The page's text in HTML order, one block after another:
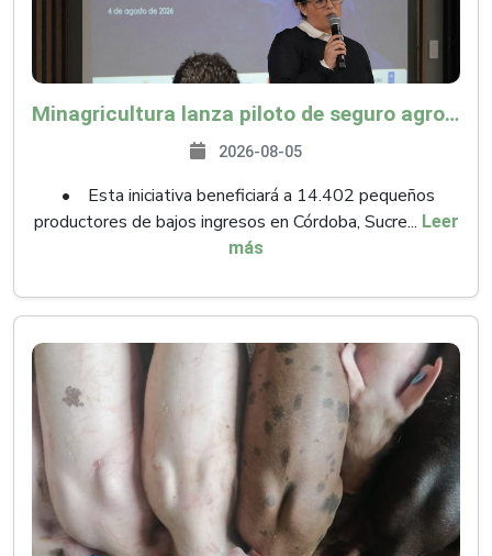
Minagricultura lanza piloto de seguro agropecuario por $9.625 millones para proteger a más de 14.000 pequeños productores contra riesgos del Fenómeno de El Niño
2026-08-05
• Esta iniciativa beneficiará a 14.402 pequeños
productores de bajos ingresos en Córdoba, Sucre... Leer
más